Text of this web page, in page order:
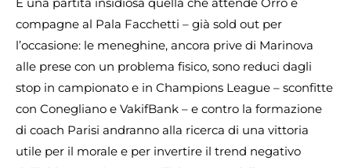
È una partita insidiosa quella che attende Orro e
compagne al Pala Facchetti – già sold out per
l’occasione: le meneghine, ancora prive di Marinova
alle prese con un problema fisico, sono reduci dagli
stop in campionato e in Champions League – sconfitte
con Conegliano e VakifBank – e contro la formazione
di coach Parisi andranno alla ricerca di una vittoria
utile per il morale e per invertire il trend negativo